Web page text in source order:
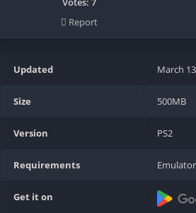
Report
Updated March
Size 500MB
Version PS2
Requirements
Get it on